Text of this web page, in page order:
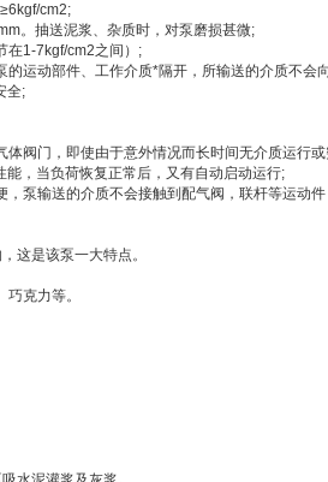
cm2;
。抽送泥浆、杂质时，对泵磨损甚微;
在1-7kgf/cm2之间）;
运动部件、工作介质*隔开，所输送的介质不会
全;
阀门，即使由于意外情况而长时间无介质运行
，当负荷恢复正常后，又有自动启动运行;
泵输送的介质不会接触到配气阀，联杆等运动
这是该泵一大特点。
巧克力等。